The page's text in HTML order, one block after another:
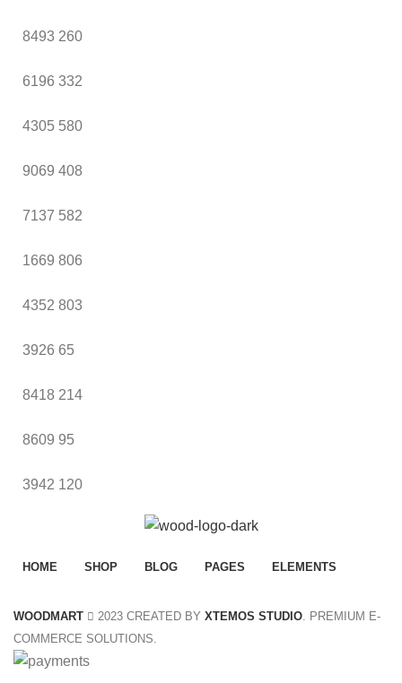
8493 260
6196 332
4305 580
9069 408
7137 582
1669 806
4352 803
3926 65
8418 214
8609 95
3942 120
HOME SHOP BLOG PAGES ELEMENTS
WOODMART 2023 CREATED BY XTEMOS STUDIO . PREMIUM E-
COMMERCE SOLUTIONS.